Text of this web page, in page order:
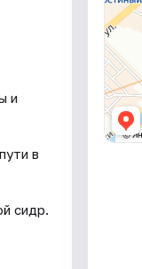
и
в
сидр.